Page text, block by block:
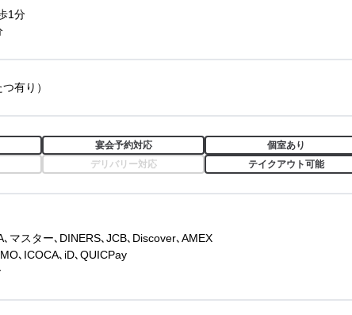
1分
有り）
宴会予約対応
個室あり
デリバリー対応 テイクアウト可能
マスター､DINERS､JCB､Discover､AMEX
､ICOCA､iD､QUICPay